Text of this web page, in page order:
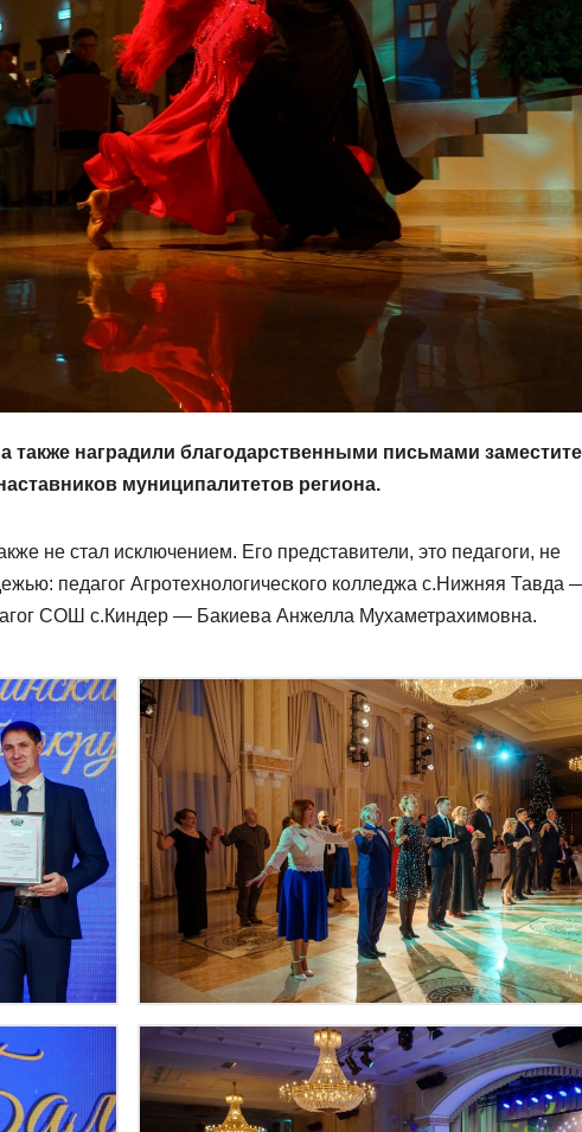
также наградили благодарственными письмами
муниципалитетов региона.
не стал исключением. Его представители, это педагоги, не
педагог Агротехнологического колледжа с.Нижняя Тавда
СОШ с.Киндер — Бакиева Анжелла Мухаметрахимовна.